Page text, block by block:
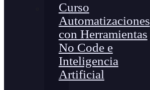
Curso
Automatizaciones
con Herramientas
No Code e
Inteligencia
Artificial